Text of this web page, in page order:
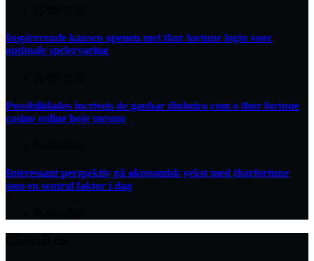
Inspirerende kansen openen met thor fortune login voor
optimale spelervaring
Possibilidades incríveis de ganhar dinheiro com o thor fortune
casino online hoje mesmo
Interessant perspektiv på økonomisk vekst med thorfortune
som en sentral faktor i dag